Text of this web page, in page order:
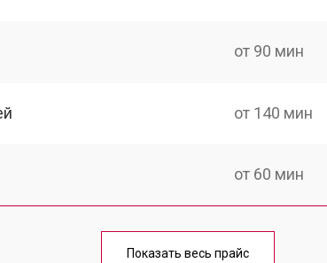
от 90 мин
от 140 мин
от 60 мин
от 150 мин
Показать весь прайс